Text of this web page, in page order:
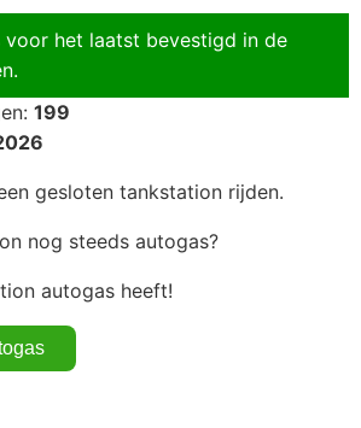
het laatst bevestigd in de
199
gesloten tankstation rijden.
nog steeds autogas?
autogas heeft!